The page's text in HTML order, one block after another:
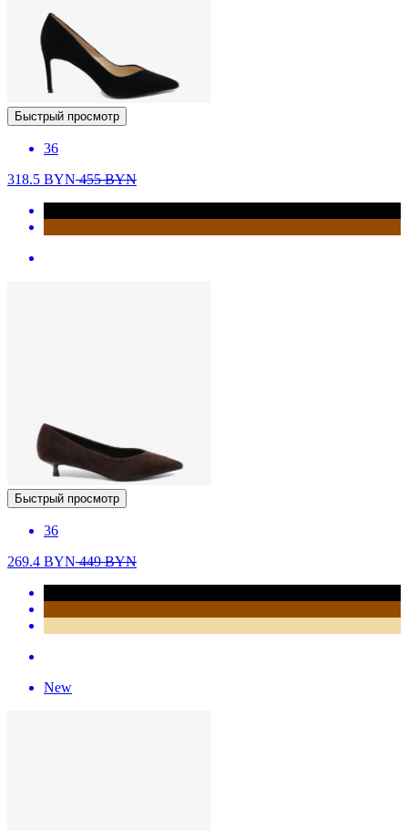
Быстрый просмотр
36
318.5 BYN455BYN
Быстрый просмотр
36
269.4 BYN449BYN
New